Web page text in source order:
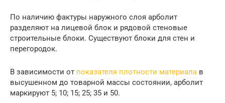
По наличию фактуры наружного слоя арболит
разделяют на лицевой блок и рядовой стеновые
строительные блоки. Существуют блоки для стен и
перегородок.
В зависимости от показателя плотности материала в
высушенном до товарной массы состоянии, арболит
маркируют 5; 10; 15; 25; 35 и 50.